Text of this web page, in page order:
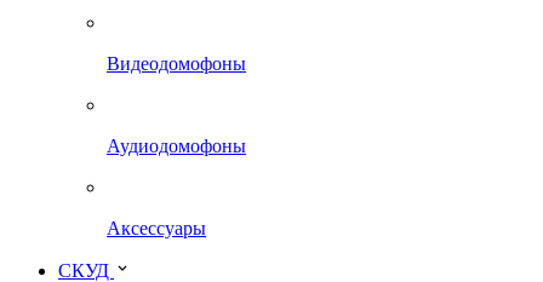
Видеодомофоны
Аудиодомофоны
Аксессуары
СКУД